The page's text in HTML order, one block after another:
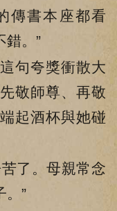
傳書本座都看
錯。”
句夸獎衝散大
敬師尊、再敬
起酒杯與她碰
了。母親常念
。”